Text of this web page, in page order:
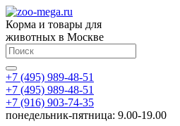
Корма и товары для
животных в Москве
+7 (495) 989-48-51
+7 (495) 989-48-51
+7 (916) 903-74-35
понедельник-пятница: 9.00-19.00